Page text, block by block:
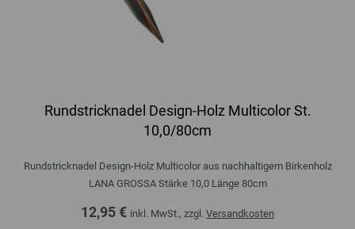
Rundstricknadel Design-Holz Multicolor St.
10,0/80cm
Rundstricknadel Design-Holz Multicolor aus nachhaltigem Birkenholz
LANA GROSSA Stärke 10,0 Länge 80cm
12,95 € inkl. MwSt., zzgl. Versandkosten